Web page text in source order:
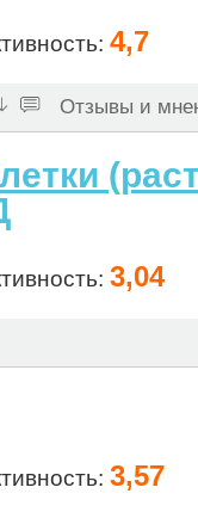
4,7
Отзывы и
3,04
3,57